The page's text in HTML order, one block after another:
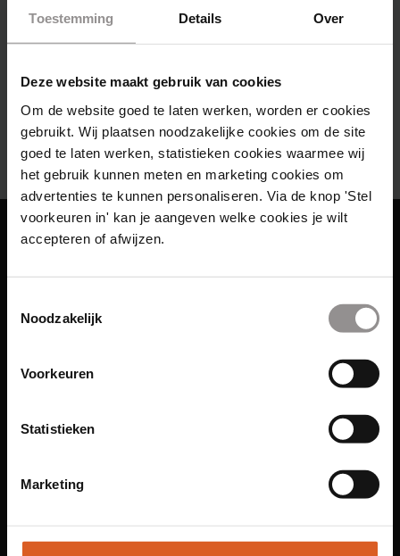
Toestemming Details Over
Deze website maakt gebruik van cookies
Om de website goed te laten werken, worden er cookies
gebruikt. Wij plaatsen noodzakelijke cookies om de site
goed te laten werken, statistieken cookies waarmee wij
het gebruik kunnen meten en marketing cookies om
advertenties te kunnen personaliseren. Via de knop 'Stel
voorkeuren in' kan je aangeven welke cookies je wilt
accepteren of afwijzen.
Noodzakelijk
Voorkeuren
Statistieken
Marketing
00:00 00:11